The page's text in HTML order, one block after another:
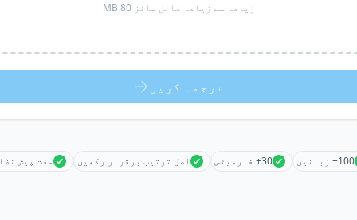
زیادہ سے زیادہ فائل سائز 80 MB
ترجمہ کریں
100+ زبانیں 30+ فارمیٹس اصل ترتیب برقرار رکھیں مفت پیش